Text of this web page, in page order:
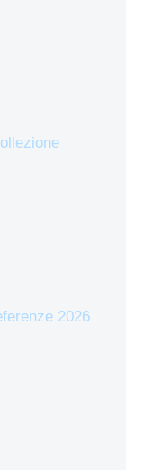
2026